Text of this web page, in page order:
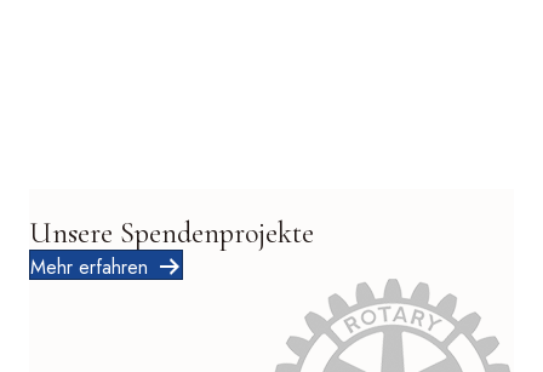
Unsere Spendenprojekte
Mehr erfahren